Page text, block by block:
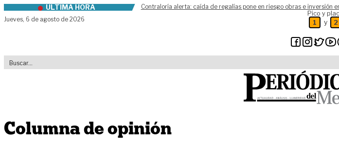
Skip to contentÚLTIMA HORA
Contraloría alerta: caída de regalías pone en riesgo obras e inversión
Jueves, 6 de agosto de 2026
Pico y
1 y 2
Columna de opinión